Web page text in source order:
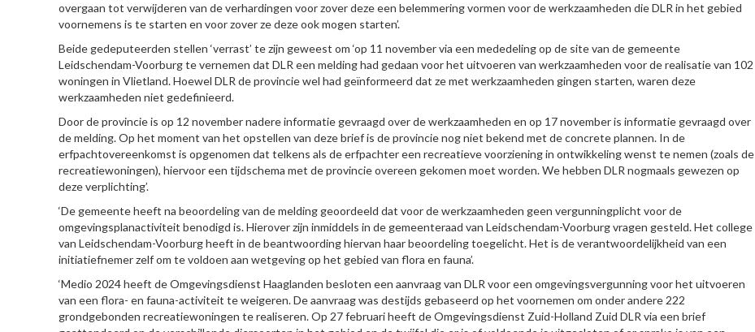
overgaan tot verwijderen van de verhardingen voor zover deze een belemmering vormen voor de werkzaamheden die DLR in het gebied
voornemens is te starten en voor zover ze deze ook mogen starten’.
Beide gedeputeerden stellen ‘verrast’ te zijn geweest om ‘op 11 november via een mededeling op de site van de gemeente
Leidschendam-Voorburg te vernemen dat DLR een melding had gedaan voor het uitvoeren van werkzaamheden voor de realisatie van 102
woningen in Vlietland. Hoewel DLR de provincie wel had geïnformeerd dat ze met werkzaamheden gingen starten, waren deze
werkzaamheden niet gedefinieerd.
Door de provincie is op 12 november nadere informatie gevraagd over de werkzaamheden en op 17 november is informatie gevraagd over
de melding. Op het moment van het opstellen van deze brief is de provincie nog niet bekend met de concrete plannen. In de
erfpachtovereenkomst is opgenomen dat telkens als de erfpachter een recreatieve voorziening in ontwikkeling wenst te nemen (zoals de
recreatiewoningen), hiervoor een tijdschema met de provincie overeen gekomen moet worden. We hebben DLR nogmaals gewezen op
deze verplichting’.
‘De gemeente heeft na beoordeling van de melding geoordeeld dat voor de werkzaamheden geen vergunningplicht voor de
omgevingsplanactiviteit benodigd is. Hierover zijn inmiddels in de gemeenteraad van Leidschendam-Voorburg vragen gesteld. Het college
van Leidschendam-Voorburg heeft in de beantwoording hiervan haar beoordeling toegelicht. Het is de verantwoordelijkheid van een
initiatiefnemer zelf om te voldoen aan wetgeving op het gebied van flora en fauna’.
‘Medio 2024 heeft de Omgevingsdienst Haaglanden besloten een aanvraag van DLR voor een omgevingsvergunning voor het uitvoeren
van een flora- en fauna-activiteit te weigeren. De aanvraag was destijds gebaseerd op het voornemen om onder andere 222
grondgebonden recreatiewoningen te realiseren. Op 27 februari heeft de Omgevingsdienst Zuid-Holland Zuid DLR via een brief